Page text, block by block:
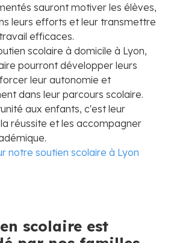
sauront motiver les élèves,
leurs efforts et leur transmettre
efficaces.
scolaire à domicile à Lyon,
pourront développer leurs
leur autonomie et
dans leur parcours scolaire.
aux enfants, c'est leur
réussite et les accompagner
notre soutien scolaire à Lyon
scolaire est